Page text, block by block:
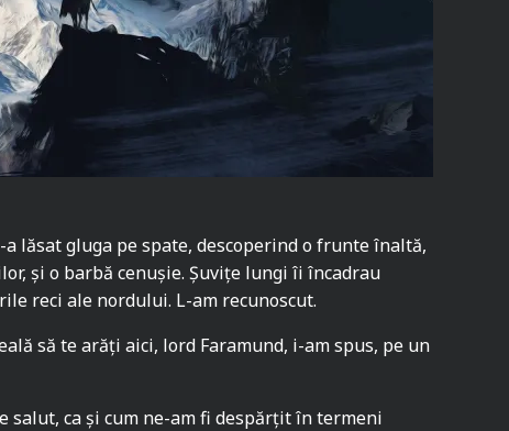
lăsat gluga pe spate, descoperind o frunte înaltă,
și o barbă cenușie. Șuvițe lungi îi încadrau
reci ale nordului. L-am recunoscut.
să te arăți aici, lord Faramund, i-am spus, pe un
salut, ca și cum ne-am fi despărțit în termeni